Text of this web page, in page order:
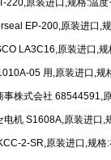
220,原装进口,规格:温
EP-200,原装进口,
LA3C16,原装进口,
05 用,原装进口,规
事株式会社 68544591,
电机 S1608A,原装进口,
2-SR,原装进口,规格